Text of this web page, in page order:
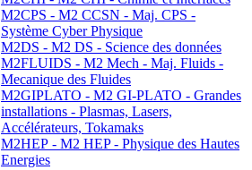
M2CPS - M2 CCSN - Maj. CPS -
Système Cyber Physique
M2DS - M2 DS - Science des données
M2FLUIDS - M2 Mech - Maj. Fluids -
Mecanique des Fluides
M2GIPLATO - M2 GI-PLATO - Grandes
installations - Plasmas, Lasers,
Accélérateurs, Tokamaks
M2HEP - M2 HEP - Physique des Hautes
Energies